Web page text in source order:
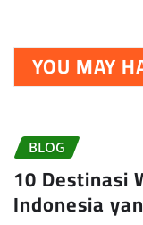
YOU MAY
BLOG
10 Destinasi
Indonesia